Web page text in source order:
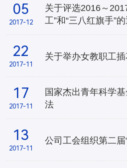
05
2017-12
关于评选2016～
工”和“三八红旗手”
22
2017-11
关于举办女教职工
17
2017-11
国家杰出青年科学
法
13
2017-11
公司工会组织第二届